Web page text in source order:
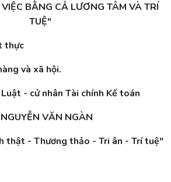
BẰNG CẢ LƯƠNG TÂM VÀ TRÍ
TUỆ"
thực
và xã hội.
- cử nhân Tài chính Kế toán
VĂN NGÀN
thật - Thương thảo - Tri ân - Trí tuệ"